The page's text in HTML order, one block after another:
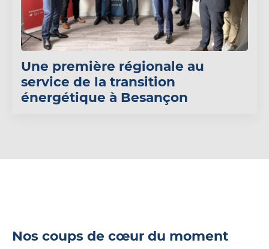
Une première régionale au
service de la transition
énergétique à Besançon
Nos coups de cœur du moment